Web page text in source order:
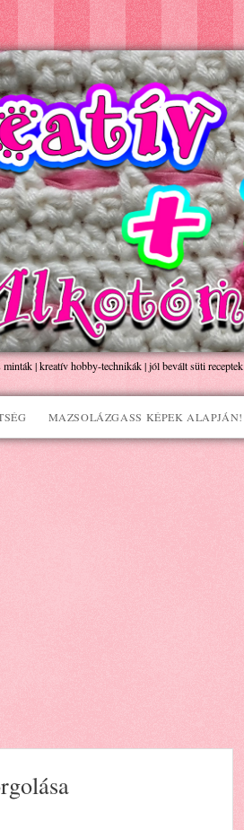
| kreatív hobby-technikák | jól bevált süti receptek
MAZSOLÁZGASS KÉPEK ALAPJÁN!